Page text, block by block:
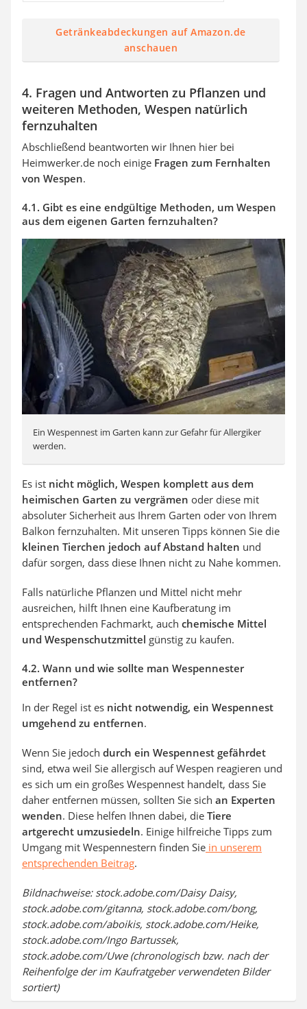
Getränkeabdeckungen auf Amazon.de
anschauen
4. Fragen und Antworten zu Pflanzen und
weiteren Methoden, Wespen natürlich
fernzuhalten
Abschließend beantworten wir Ihnen hier bei
Heimwerker.de noch einige Fragen zum Fernhalten
von Wespen.
4.1. Gibt es eine endgültige Methoden, um Wespen
aus dem eigenen Garten fernzuhalten?
Ein Wespennest im Garten kann zur Gefahr für Allergiker
werden.
Es ist nicht möglich, Wespen komplett aus dem
heimischen Garten zu vergrämen oder diese mit
absoluter Sicherheit aus Ihrem Garten oder von Ihrem
Balkon fernzuhalten. Mit unseren Tipps können Sie die
kleinen Tierchen jedoch auf Abstand halten und
dafür sorgen, dass diese Ihnen nicht zu Nahe kommen.
Falls natürliche Pflanzen und Mittel nicht mehr
ausreichen, hilft Ihnen eine Kaufberatung im
entsprechenden Fachmarkt, auch chemische Mittel
und Wespenschutzmittel günstig zu kaufen.
4.2. Wann und wie sollte man Wespennester
entfernen?
In der Regel ist es nicht notwendig, ein Wespennest
umgehend zu entfernen.
Wenn Sie jedoch durch ein Wespennest gefährdet
sind, etwa weil Sie allergisch auf Wespen reagieren und
es sich um ein großes Wespennest handelt, dass Sie
daher entfernen müssen, sollten Sie sich an Experten
wenden. Diese helfen Ihnen dabei, die Tiere
artgerecht umzusiedeln. Einige hilfreiche Tipps zum
Umgang mit Wespennestern finden Sie in unserem
entsprechenden Beitrag.
Bildnachweise: stock.adobe.com/Daisy Daisy,
stock.adobe.com/gitanna, stock.adobe.com/bong,
stock.adobe.com/aboikis, stock.adobe.com/Heike,
stock.adobe.com/Ingo Bartussek,
stock.adobe.com/Uwe (chronologisch bzw. nach der
Reihenfolge der im Kaufratgeber verwendeten Bilder
sortiert)